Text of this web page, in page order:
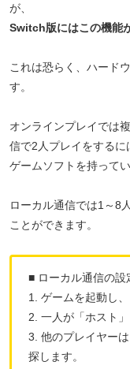
が、
Switch版にはこの機能
これは恐らく、ハード
す。
オンラインプレイでは
信で2人プレイをするに
ゲームソフトを持って
ローカル通信では1～8
ことができます。
■ ローカル通信の設
1. ゲームを起動し
2. 一人が「ホスト
3. 他のプレイヤー
探します。